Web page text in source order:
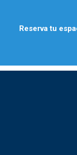
Reserva tu